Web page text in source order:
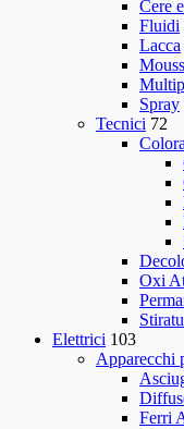
Cere
Fluidi
Lacca
Spray
Tecnici 72
Oxi
Elettrici 103
Apparecchi
Ferri